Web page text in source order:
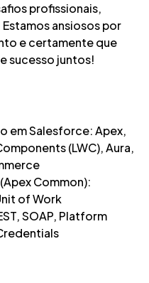
profissionais,
ansiosos por
e certamente que
sucesso juntos!
em Salesforce: Apex,
(LWC), Aura,
Common):
of Work
SOAP, Platform